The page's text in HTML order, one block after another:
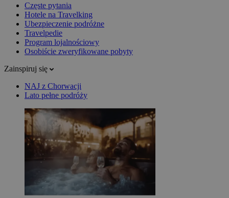
Częste pytania
Hotele na Travelking
Ubezpieczenie podróżne
Travelpedie
Program lojalnościowy
Osobiście zweryfikowane pobyty
Zainspiruj się
NAJ z Chorwacji
Lato pełne podróży